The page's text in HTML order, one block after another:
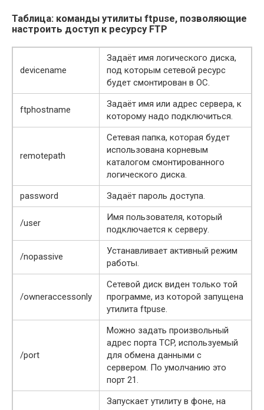
Таблица: команды утилиты ftpuse, позволяющие
настроить доступ к ресурсу FTP
devicename
Задаёт имя логического диска,
под которым сетевой ресурс
будет смонтирован в ОС.
ftphostname
Задаёт имя или адрес сервера, к
которому надо подключиться.
remotepath
Сетевая папка, которая будет
использована корневым
каталогом смонтированного
логического диска.
password
Задаёт пароль доступа.
/user
Имя пользователя, который
подключается к серверу.
/nopassive
Устанавливает активный режим
работы.
/owneraccessonly
Сетевой диск виден только той
программе, из которой запущена
утилита ftpuse.
/port
Можно задать произвольный
адрес порта TCP, используемый
для обмена данными с
сервером. По умолчанию это
порт 21.
Запускает утилиту в фоне, на